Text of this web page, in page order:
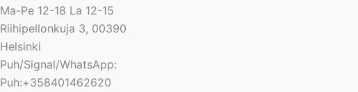
Ma-Pe 12-18 La 12-15
Riihipellonkuja 3, 00390
Helsinki
Puh/Signal/WhatsApp:
Puh:+358401462620